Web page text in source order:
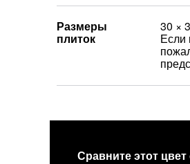
Размеры
плиток
30 ×
Если
Сравните этот